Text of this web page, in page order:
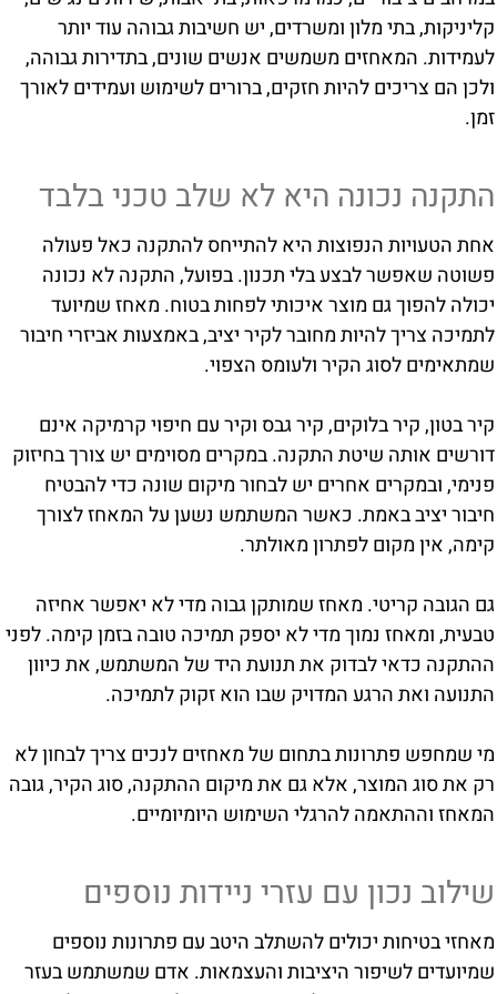
קליניקות, בתי מלון ומשרדים, יש חשיבות גבוהה עוד יותר
לעמידות. המאחזים משמשים אנשים שונים, בתדירות גבוהה,
ולכן הם צריכים להיות חזקים, ברורים לשימוש ועמידים לאורך
זמן.
התקנה נכונה היא לא שלב טכני בלבד
אחת הטעויות הנפוצות היא להתייחס להתקנה כאל פעולה
פשוטה שאפשר לבצע בלי תכנון. בפועל, התקנה לא נכונה
יכולה להפוך גם מוצר איכותי לפחות בטוח. מאחז שמיועד
לתמיכה צריך להיות מחובר לקיר יציב, באמצעות אביזרי חיבור
שמתאימים לסוג הקיר ולעומס הצפוי.
קיר בטון, קיר בלוקים, קיר גבס וקיר עם חיפוי קרמיקה אינם
דורשים אותה שיטת התקנה. במקרים מסוימים יש צורך בחיזוק
פנימי, ובמקרים אחרים יש לבחור מיקום שונה כדי להבטיח
חיבור יציב באמת. כאשר המשתמש נשען על המאחז לצורך
קימה, אין מקום לפתרון מאולתר.
גם הגובה קריטי. מאחז שמותקן גבוה מדי לא יאפשר אחיזה
טבעית, ומאחז נמוך מדי לא יספק תמיכה טובה בזמן קימה. לפני
ההתקנה כדאי לבדוק את תנועת היד של המשתמש, את כיוון
התנועה ואת הרגע המדויק שבו הוא זקוק לתמיכה.
מי שמחפש פתרונות בתחום של מאחזים לנכים צריך לבחון לא
רק את סוג המוצר, אלא גם את מיקום ההתקנה, סוג הקיר, גובה
המאחז וההתאמה להרגלי השימוש היומיומיים.
שילוב נכון עם עזרי ניידות נוספים
מאחזי בטיחות יכולים להשתלב היטב עם פתרונות נוספים
שמיועדים לשיפור היציבות והעצמאות. אדם שמשתמש בעזר